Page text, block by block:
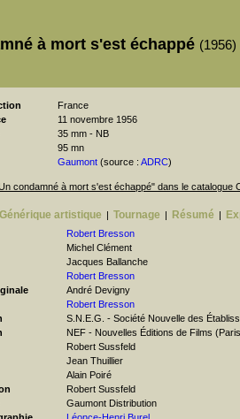
à mort s'est échappé
France
11 novembre 1956
35 mm - NB
95 mn
Gaumont (source : ADRC)
condamné à mort s'est échappé" dans le catalogue
Générique artistique | Tournage | Résumé |
Robert Bresson
Michel Clément
Jacques Ballanche
Robert Bresson
André Devigny
Robert Bresson
S.N.E.G. - Société Nouvelle des
NEF - Nouvelles Éditions de Films
Robert Sussfeld
Jean Thuillier
Alain Poiré
Robert Sussfeld
Gaumont Distribution